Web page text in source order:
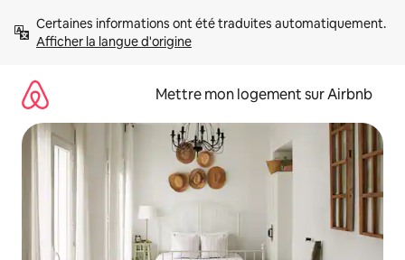
directement
Afficher la langue d'origine
Mettre mon logement sur Airbnb